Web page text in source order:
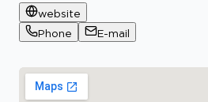
website
Phone
E-mail